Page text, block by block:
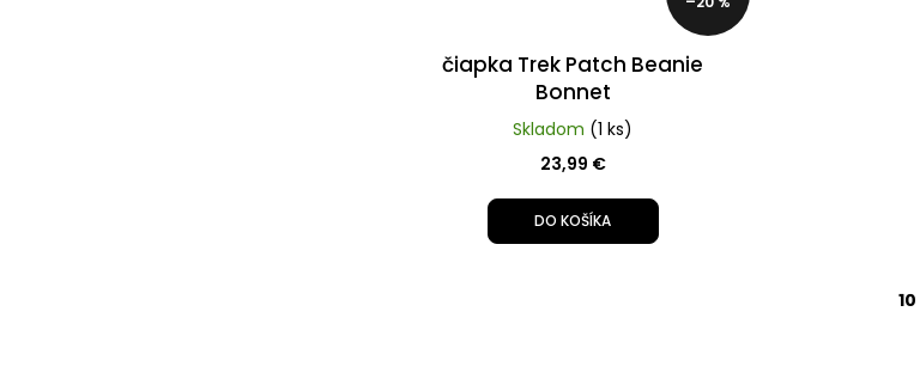
čiapka Trek Patch Beanie
Bonnet
Skladom (1 ks)
23,99 €
DO KOŠÍKA
10